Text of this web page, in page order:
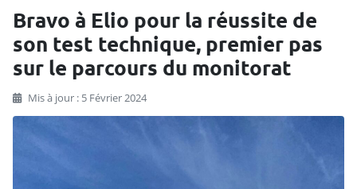
Bravo à Elio pour la réussite de
son test technique, premier pas
sur le parcours du monitorat
Mis à jour : 5 Février 2024